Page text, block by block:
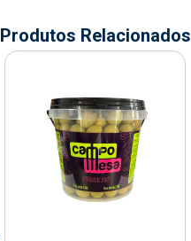
Produtos Relacionados